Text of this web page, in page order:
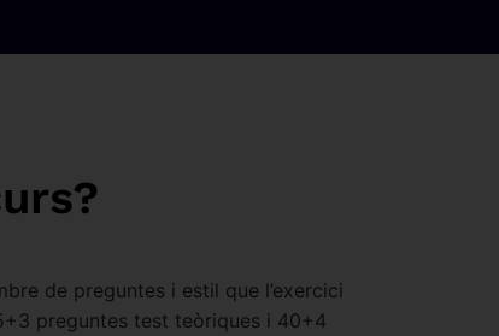
de preguntes i estil que l’exercici
preguntes test teòriques i 40+4